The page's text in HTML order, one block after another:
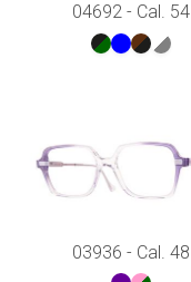
04692 - Cal. 54
03936 - Cal. 48